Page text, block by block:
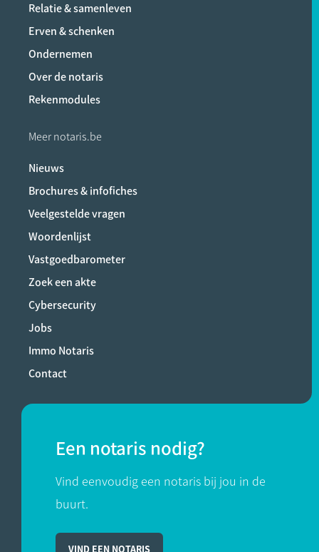
Relatie & samenleven
Erven & schenken
Ondernemen
Over de notaris
Rekenmodules
Meer notaris.be
Nieuws
Brochures & infofiches
Veelgestelde vragen
Woordenlijst
Vastgoedbarometer
Zoek een akte
Cybersecurity
Jobs
Immo Notaris
Contact
Een notaris nodig?
Vind eenvoudig een notaris bij jou in de
buurt.
VIND EEN NOTARIS